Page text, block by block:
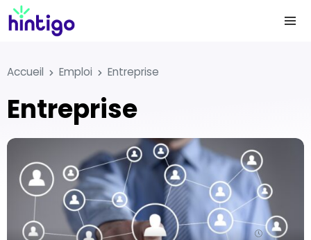
Accueil Emploi Entreprise
Entreprise
22/04/24